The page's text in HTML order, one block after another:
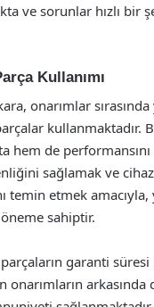
ve sorunlar hızlı bir
Kullanımı
onarımlar
kullanmaktadır.
hem de performansını
sağlamak ve
temin etmek
sahiptir.
garanti
onarımların